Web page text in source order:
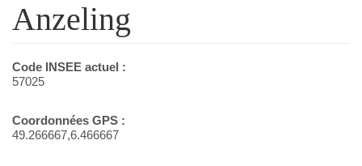
Anzeling
Code INSEE actuel :
57025
Coordonnées GPS :
49.266667,6.466667